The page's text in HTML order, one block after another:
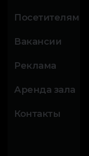
Посетителям
Вакансии
Реклама
Аренда зала
Контакты